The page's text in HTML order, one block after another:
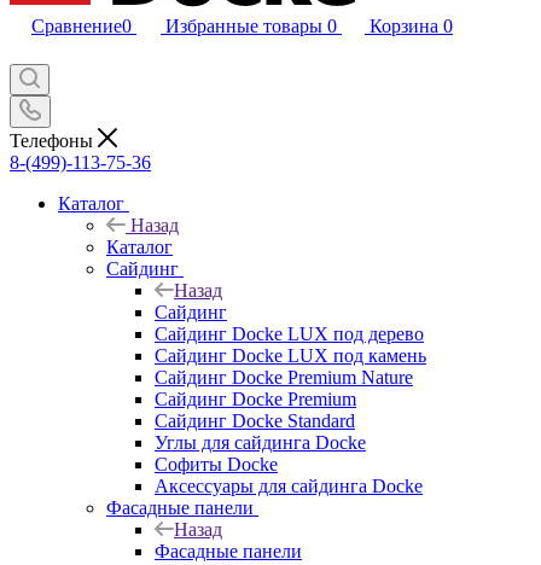
Сравнение0 Избранные товары 0 Корзина 0
Телефоны
8-(499)-113-75-36
Каталог
Назад
Каталог
Сайдинг
Назад
Сайдинг
Сайдинг Docke LUX под дерево
Сайдинг Docke LUX под камень
Сайдинг Docke Premium Nature
Сайдинг Docke Premium
Сайдинг Docke Standard
Углы для сайдинга Docke
Софиты Docke
Аксессуары для сайдинга Docke
Фасадные панели
Назад
Фасадные панели